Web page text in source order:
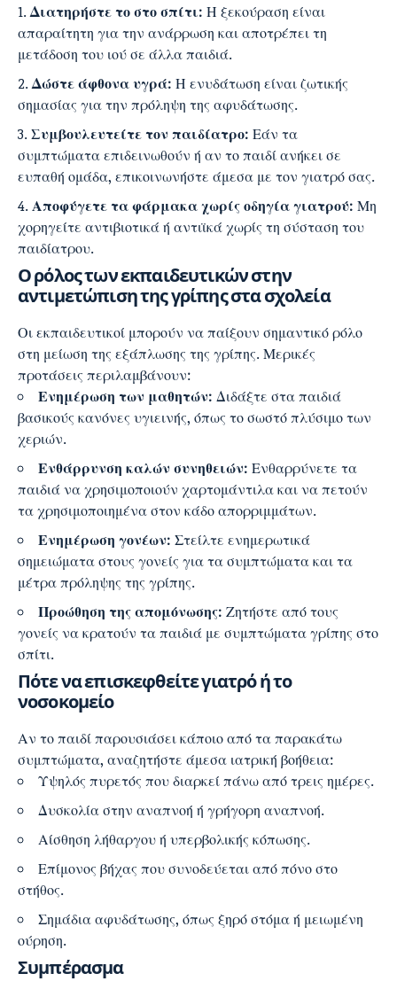
Διατηρήστε το στο σπίτι: Η ξεκούραση είναι
απαραίτητη για την ανάρρωση και αποτρέπει τη
μετάδοση του ιού σε άλλα παιδιά.
Δώστε άφθονα υγρά: Η ενυδάτωση είναι ζωτικής
σημασίας για την πρόληψη της αφυδάτωσης.
Συμβουλευτείτε τον παιδίατρο: Εάν τα
συμπτώματα επιδεινωθούν ή αν το παιδί ανήκει σε
ευπαθή ομάδα, επικοινωνήστε άμεσα με τον γιατρό σας.
Αποφύγετε τα φάρμακα χωρίς οδηγία γιατρού: Μη
χορηγείτε αντιβιοτικά ή αντιϊκά χωρίς τη σύσταση του
παιδίατρου.
Ο ρόλος των εκπαιδευτικών στην
αντιμετώπιση της γρίπης στα σχολεία
Οι εκπαιδευτικοί μπορούν να παίξουν σημαντικό ρόλο
στη μείωση της εξάπλωσης της γρίπης. Μερικές
προτάσεις περιλαμβάνουν:
Ενημέρωση των μαθητών: Διδάξτε στα παιδιά
βασικούς κανόνες υγιεινής, όπως το σωστό πλύσιμο των
χεριών.
Ενθάρρυνση καλών συνηθειών: Ενθαρρύνετε τα
παιδιά να χρησιμοποιούν χαρτομάντιλα και να πετούν
τα χρησιμοποιημένα στον κάδο απορριμμάτων.
Ενημέρωση γονέων: Στείλτε ενημερωτικά
σημειώματα στους γονείς για τα συμπτώματα και τα
μέτρα πρόληψης της γρίπης.
Προώθηση της απομόνωσης: Ζητήστε από τους
γονείς να κρατούν τα παιδιά με συμπτώματα γρίπης στο
σπίτι.
Πότε να επισκεφθείτε γιατρό ή το
νοσοκομείο
Αν το παιδί παρουσιάσει κάποιο από τα παρακάτω
συμπτώματα, αναζητήστε άμεσα ιατρική βοήθεια:
Υψηλός πυρετός που διαρκεί πάνω από τρεις ημέρες.
Δυσκολία στην αναπνοή ή γρήγορη αναπνοή.
Αίσθηση λήθαργου ή υπερβολικής κόπωσης.
Επίμονος βήχας που συνοδεύεται από πόνο στο
στήθος.
Σημάδια αφυδάτωσης, όπως ξηρό στόμα ή μειωμένη
ούρηση.
Συμπέρασμα